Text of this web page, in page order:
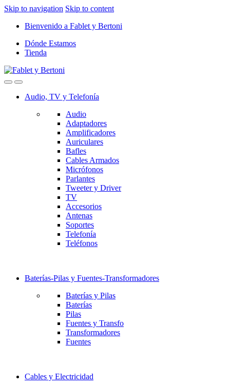
Skip to navigation Skip to content
Bienvenido a Fablet y Bertoni
Dónde Estamos
Tienda
Audio, TV y Telefonía
Audio
Adaptadores
Amplificadores
Auriculares
Bafles
Cables Armados
Micrófonos
Parlantes
Tweeter y Driver
TV
Accesorios
Antenas
Soportes
Telefonía
Teléfonos
Baterías-Pilas y Fuentes-Transformadores
Baterías y Pilas
Baterías
Pilas
Fuentes y Transfo
Transformadores
Fuentes
Cables y Electricidad